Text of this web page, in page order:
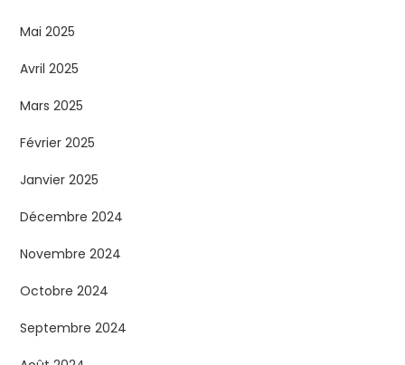
Mai 2025
Avril 2025
Mars 2025
Février 2025
Janvier 2025
Décembre 2024
Novembre 2024
Octobre 2024
Septembre 2024